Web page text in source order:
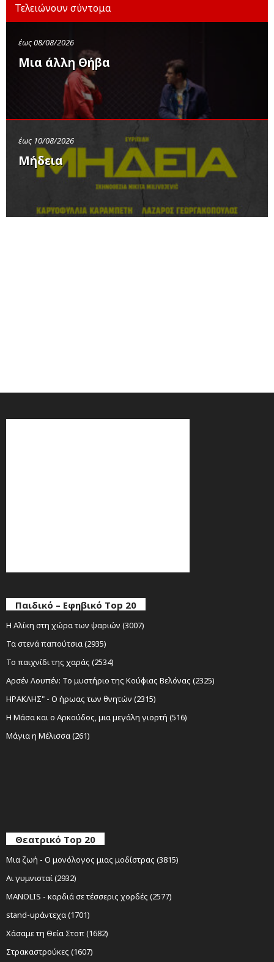
Τελειώνουν σύντομα
έως 08/08/2026
Μια άλλη Θήβα
έως 10/08/2026
Μήδεια
Παιδικό – Εφηβικό Top 20
Η Αλίκη στη χώρα των ψαριών (3007)
Τα στενά παπούτσια (2935)
Το παιχνίδι της χαράς (2534)
Αρσέν Λουπέν: Το μυστήριο της Κούφιας Βελόνας (2325)
ΗΡΑΚΛΗΣ" - Ο ήρωας των θνητών (2315)
Η Μάσα και ο Αρκούδος, μια μεγάλη γιορτή (516)
Μάγια η Μέλισσα (261)
Θεατρικό Top 20
Μια ζωή - Ο μονόλογος μιας μοδίστρας (3815)
Αι γυμνισταί (2932)
MANOLIS - καρδιά σε τέσσερις χορδές (2577)
stand-upάντεχα (1701)
Χάσαμε τη Θεία Στοπ (1682)
Στρακαστρούκες (1607)